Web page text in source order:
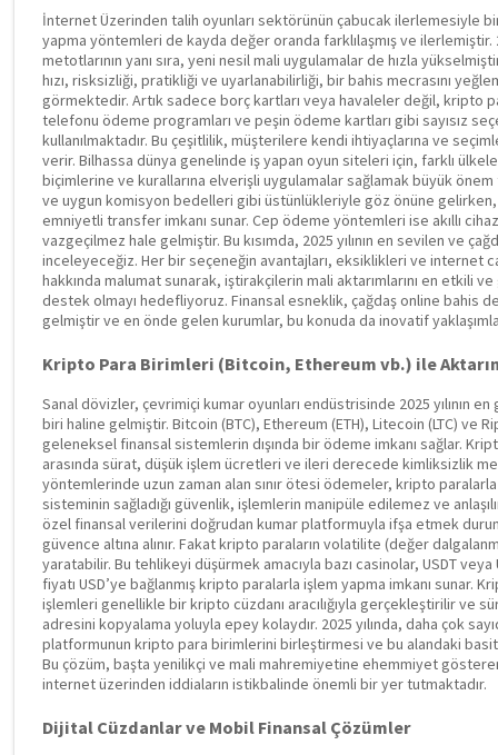
İnternet Üzerinden talih oyunları sektörünün çabucak ilerlemesiyle
yapma yöntemleri de kayda değer oranda farklılaşmış ve ilerlemiştir.
metotlarının yanı sıra, yeni nesil mali uygulamalar de hızla
hızı, risksizliği, pratikliği ve uyarlanabilirliği, bir bahis mecrasını
görmektedir. Artık sadece borç kartları veya havaleler değil, kripto
telefonu ödeme programları ve peşin ödeme kartları gibi sayısız
kullanılmaktadır. Bu çeşitlilik, müşterilere kendi ihtiyaçlarına ve
verir. Bilhassa dünya genelinde iş yapan oyun siteleri için, farklı
biçimlerine ve kurallarına elverişli uygulamalar sağlamak büyük önem
ve uygun komisyon bedelleri gibi üstünlükleriyle göz önüne
emniyetli transfer imkanı sunar. Cep ödeme yöntemleri ise akıllı
vazgeçilmez hale gelmiştir. Bu kısımda, 2025 yılının en sevilen ve
inceleyeceğiz. Her bir seçeneğin avantajları, eksiklikleri ve internet
hakkında malumat sunarak, iştirakçilerin mali aktarımlarını en etkili
destek olmayı hedefliyoruz. Finansal esneklik, çağdaş online bahis
gelmiştir ve en önde gelen kurumlar, bu konuda da inovatif
Kripto Para Birimleri (Bitcoin, Ethereum vb.) ile
Sanal dövizler, çevrimiçi kumar oyunları endüstrisinde 2025 yılının en
biri haline gelmiştir. Bitcoin (BTC), Ethereum (ETH), Litecoin (LTC) ve
geleneksel finansal sistemlerin dışında bir ödeme imkanı sağlar.
arasında sürat, düşük işlem ücretleri ve ileri derecede kimliksizlik
yöntemlerinde uzun zaman alan sınır ötesi ödemeler, kripto
sisteminin sağladığı güvenlik, işlemlerin manipüle edilemez ve
özel finansal verilerini doğrudan kumar platformuyla ifşa etmek
güvence altına alınır. Fakat kripto paraların volatilite (değer
yaratabilir. Bu tehlikeyi düşürmek amacıyla bazı casinolar, USDT
fiyatı USD’ye bağlanmış kripto paralarla işlem yapma imkanı sunar.
işlemleri genellikle bir kripto cüzdanı aracılığıyla gerçekleştirilir ve
adresini kopyalama yoluyla epey kolaydır. 2025 yılında, daha çok
platformunun kripto para birimlerini birleştirmesi ve bu alandaki
Bu çözüm, başta yenilikçi ve mali mahremiyetine ehemmiyet
internet üzerinden iddiaların istikbalinde önemli bir yer tutmaktadır.
Dijital Cüzdanlar ve Mobil Finansal Çözümler